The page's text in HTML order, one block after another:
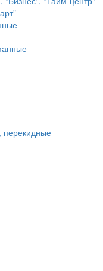
перекидные